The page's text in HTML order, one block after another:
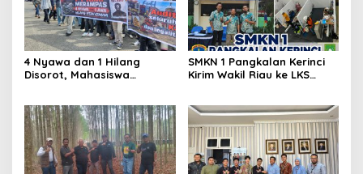
4 Nyawa dan 1 Hilang
Disorot, Mahasiswa
SMKN 1 Pangkalan Kerinci
Kirim Wakil Riau ke LKS